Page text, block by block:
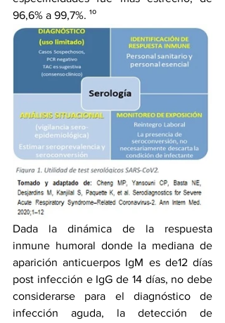
96,6% a 99,7%. ¹⁰
Dada la dinámica de la respuesta
inmune humoral donde la mediana de
aparición anticuerpos IgM es de12 días
post infección e IgG de 14 días, no debe
considerarse para el diagnóstico de
infección aguda, la detección de